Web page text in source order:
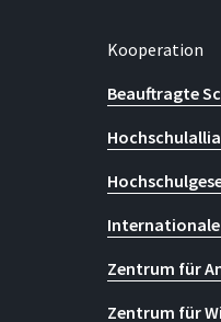
Kooperation
Beauftragte
Zentrum für
Zentrum für